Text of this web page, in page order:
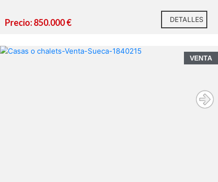
Precio: 850.000 € DETALLES
VENTA